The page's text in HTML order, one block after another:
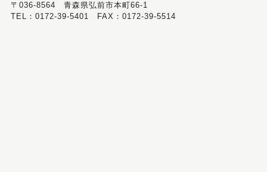
〒036-8564 青森県弘前市本町66-1
TEL：0172-39-5401 FAX：0172-39-5514